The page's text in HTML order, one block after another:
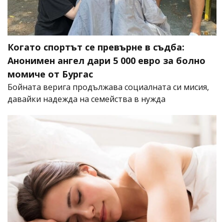
Когато спортът се превърне в съдба:
Анонимен ангел дари 5 000 евро за болно
момиче от Бургас
Бойната верига продължава социалната си мисия,
давайки надежда на семейства в нужда